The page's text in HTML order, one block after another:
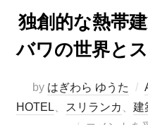
独創的な熱帯
バワの世界と
by はぎわら ゆうた
HOTEL
スリランカ 建